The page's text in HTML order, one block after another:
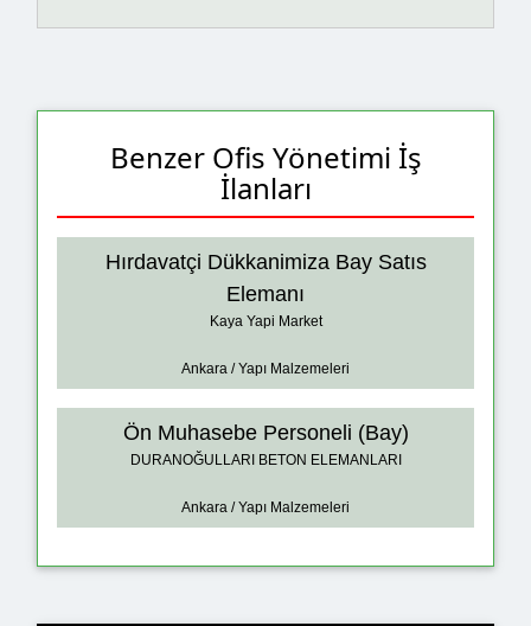
Benzer Ofis Yönetimi İş
İlanları
Hırdavatçi Dükkanimiza Bay Satıs
Elemanı
Kaya Yapi Market
Ankara / Yapı Malzemeleri
Ön Muhasebe Personeli (Bay)
DURANOĞULLARI BETON ELEMANLARI
Ankara / Yapı Malzemeleri